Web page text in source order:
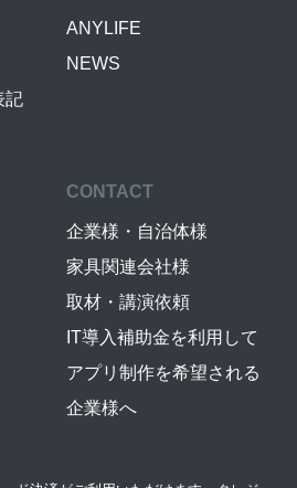
記
ANYLIFE
NEWS
CONTACT
企業様・自治体様
家具関連会社様
取材・講演依頼
IT導入補助金を利用して
アプリ制作を希望される
企業様へ